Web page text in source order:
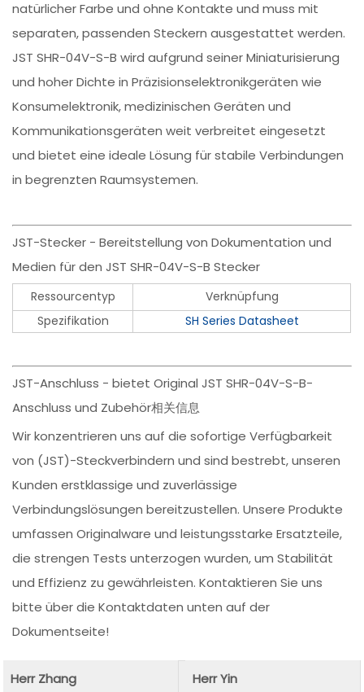
natürlicher Farbe und ohne Kontakte und muss mit
separaten, passenden Steckern ausgestattet werden.
JST SHR-04V-S-B wird aufgrund seiner Miniaturisierung
und hoher Dichte in Präzisionselektronikgeräten wie
Konsumelektronik, medizinischen Geräten und
Kommunikationsgeräten weit verbreitet eingesetzt
und bietet eine ideale Lösung für stabile Verbindungen
in begrenzten Raumsystemen.
JST-Stecker - Bereitstellung von Dokumentation und
Medien für den JST SHR-04V-S-B Stecker
Ressourcentyp
Verknüpfung
Spezifikation
SH Series Datasheet
JST-Anschluss - bietet Original JST SHR-04V-S-B-
Anschluss und Zubehör相关信息
Wir konzentrieren uns auf die sofortige Verfügbarkeit
von (JST)-Steckverbindern und sind bestrebt, unseren
Kunden erstklassige und zuverlässige
Verbindungslösungen bereitzustellen. Unsere Produkte
umfassen Originalware und leistungsstarke Ersatzteile,
die strengen Tests unterzogen wurden, um Stabilität
und Effizienz zu gewährleisten. Kontaktieren Sie uns
bitte über die Kontaktdaten unten auf der
Dokumentseite!
Herr Zhang
Herr Yin